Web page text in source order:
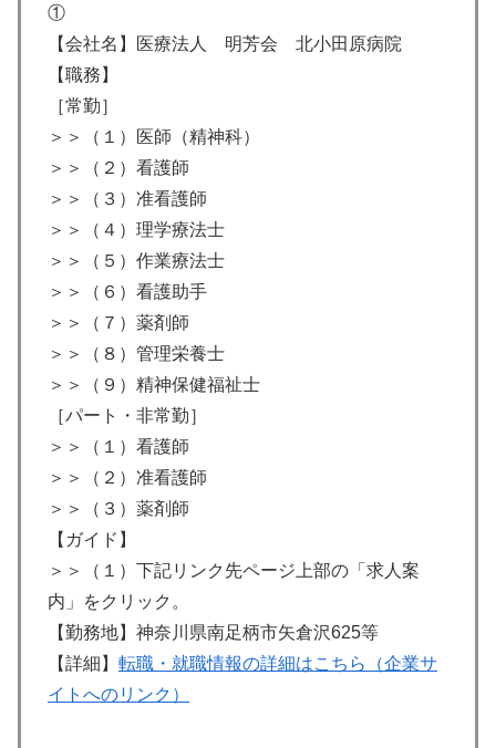
①
【会社名】医療法人 明芳会 北小田原病院
【職務】
［常勤］
＞＞（１）医師（精神科）
＞＞（２）看護師
＞＞（３）准看護師
＞＞（４）理学療法士
＞＞（５）作業療法士
＞＞（６）看護助手
＞＞（７）薬剤師
＞＞（８）管理栄養士
＞＞（９）精神保健福祉士
［パート・非常勤］
＞＞（１）看護師
＞＞（２）准看護師
＞＞（３）薬剤師
【ガイド】
＞＞（１）下記リンク先ページ上部の「求人案
内」をクリック。
【勤務地】神奈川県南足柄市矢倉沢625等
【詳細】 転職・就職情報の詳細はこちら（企業サ
イトへのリンク）